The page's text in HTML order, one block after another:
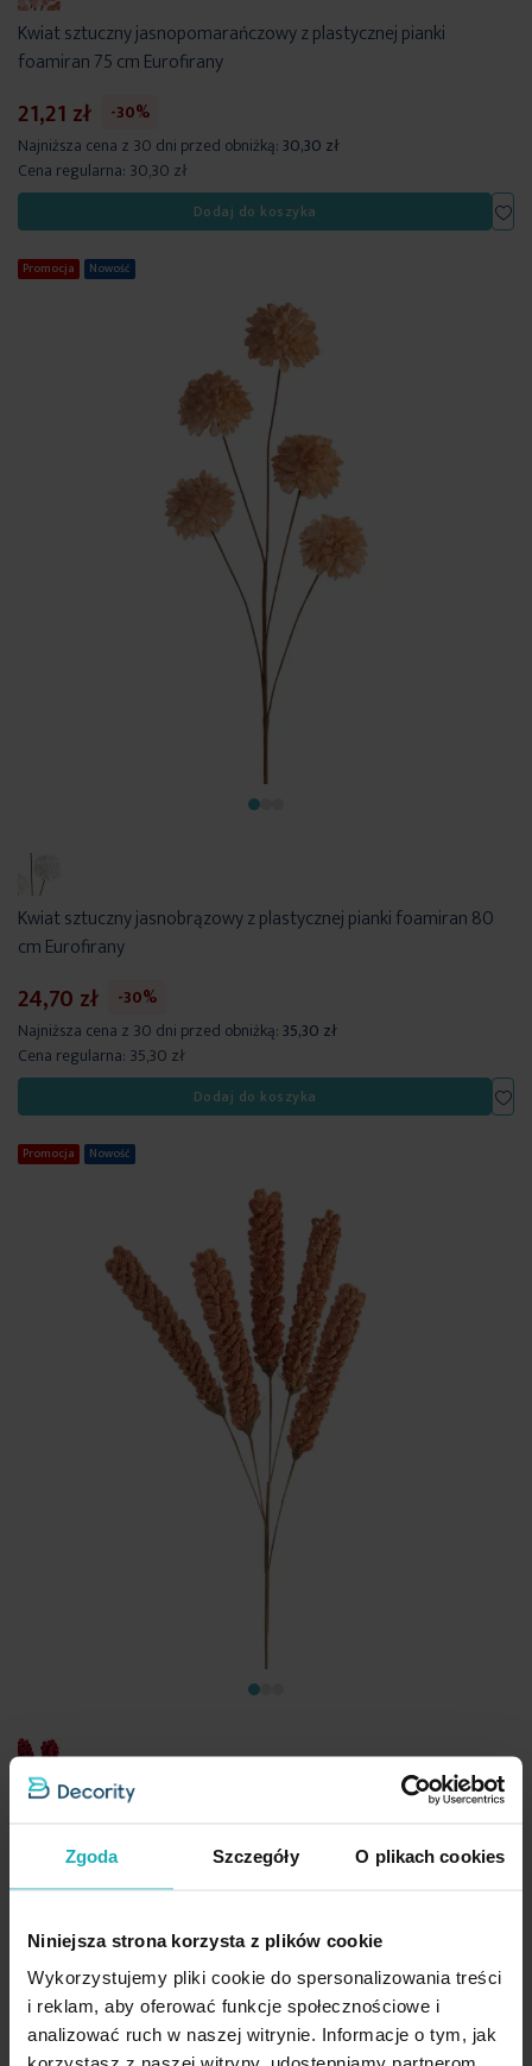
Zgoda Szczegóły O plikach cookies
Niniejsza strona korzysta z plików cookie
Wykorzystujemy pliki cookie do spersonalizowania treści
i reklam, aby oferować funkcje społecznościowe i
analizować ruch w naszej witrynie. Informacje o tym, jak
Kwiat sztuczny jasnopomarańczowy z plastycznej pianki
foamiran 75 cm Eurofirany
21,21 zł
-30%
Najniższa cena z 30 dni przed obniżką:30,30 zł
Cena regularna: 30,30 zł
Dodaj do koszyka
Promocja Nowość
Kwiat sztuczny jasnobrązowy z plastycznej pianki foamiran 80
cm Eurofirany
24,70 zł
-30%
Najniższa cena z 30 dni przed obniżką:35,30 zł
Cena regularna: 35,30 zł
Dodaj do koszyka
Promocja Nowość
Kwiat sztuczny brązowy z plastycznej pianki foamiran 90 cm
24,50 zł
-30%
Cena regularna:35,00 zł
Dodaj do koszyka
Promocja Nowość